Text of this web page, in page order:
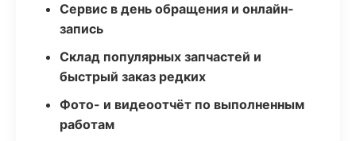
Сервис в день обращения и онлайн-
запись
Склад популярных запчастей и
быстрый заказ редких
Фото- и видеоотчёт по выполненным
работам